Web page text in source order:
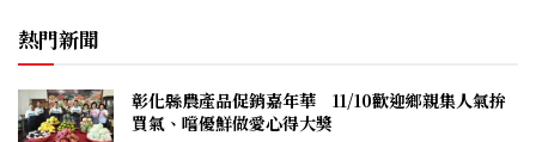
熱門新聞
彰化縣農產品促銷嘉年華 11/10歡迎鄉親集人氣拚
買氣、嚐優鮮做愛心得大獎